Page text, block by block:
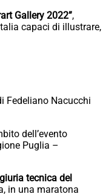
Gallery 2022”,
capaci di illustrare,
Fedeliano Nacucchi
dell’evento
Puglia –
tecnica del
in una maratona